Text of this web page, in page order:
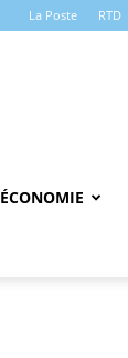
La Poste RTD
ÉCONOMIE